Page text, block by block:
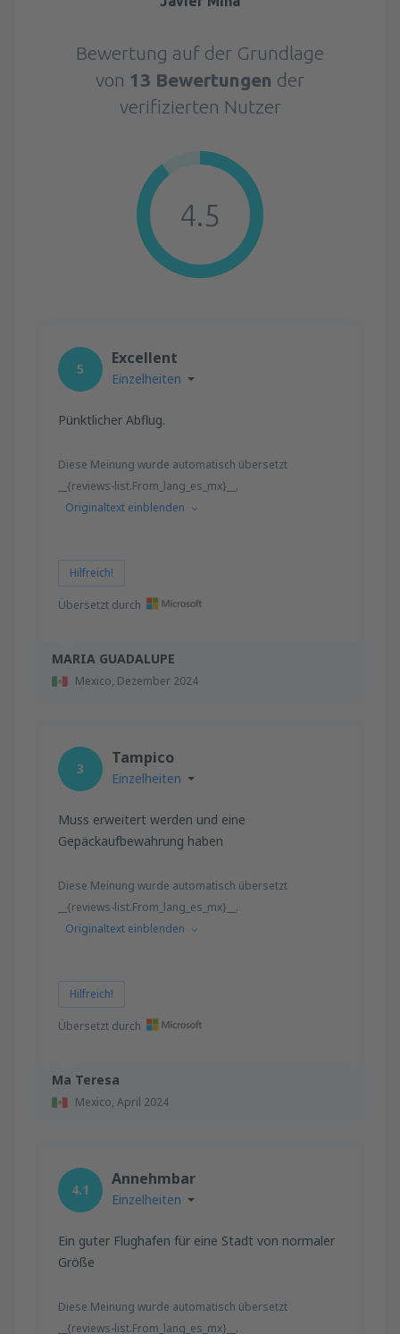
Bewertung auf der Grundlage
von 13 Bewertungen der
verifizierten Nutzer
4.5
MARIA GUADALUPE
Mexico, Dezember 2024
5
Excellent
Einzelheiten
Pünktlicher Abflug.
Diese Meinung wurde automatisch übersetzt
__{reviews-list.From_lang_es_mx}__.
Originaltext einblenden
Hilfreich!
Übersetzt durch
Ma Teresa
Mexico, April 2024
3
Tampico
Einzelheiten
Muss erweitert werden und eine
Gepäckaufbewahrung haben
Diese Meinung wurde automatisch übersetzt
__{reviews-list.From_lang_es_mx}__.
Originaltext einblenden
Hilfreich!
Übersetzt durch
4.1
Annehmbar
Einzelheiten
Ein guter Flughafen für eine Stadt von normaler
Größe
Diese Meinung wurde automatisch übersetzt
__{reviews-list.From_lang_es_mx}__.